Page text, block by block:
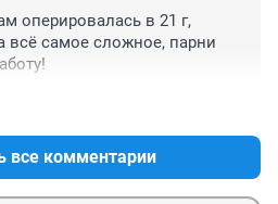
оперировалась в 21 г,
всё самое сложное, парни
все комментарии